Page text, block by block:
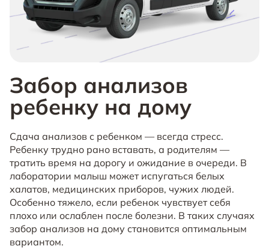
Забор анализов
ребенку на дому
Сдача анализов с ребенком — всегда стресс.
Ребенку трудно рано вставать, а родителям —
тратить время на дорогу и ожидание в очереди. В
лаборатории малыш может испугаться белых
халатов, медицинских приборов, чужих людей.
Особенно тяжело, если ребенок чувствует себя
плохо или ослаблен после болезни. В таких случаях
забор анализов на дому становится оптимальным
вариантом.